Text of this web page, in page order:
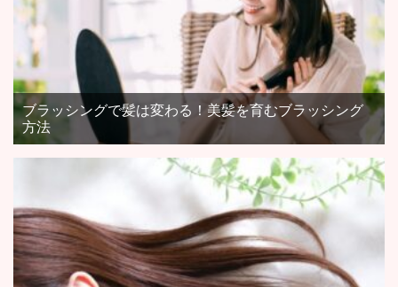
ブラッシングで髪は変わる！美髪を育むブラッシング
方法